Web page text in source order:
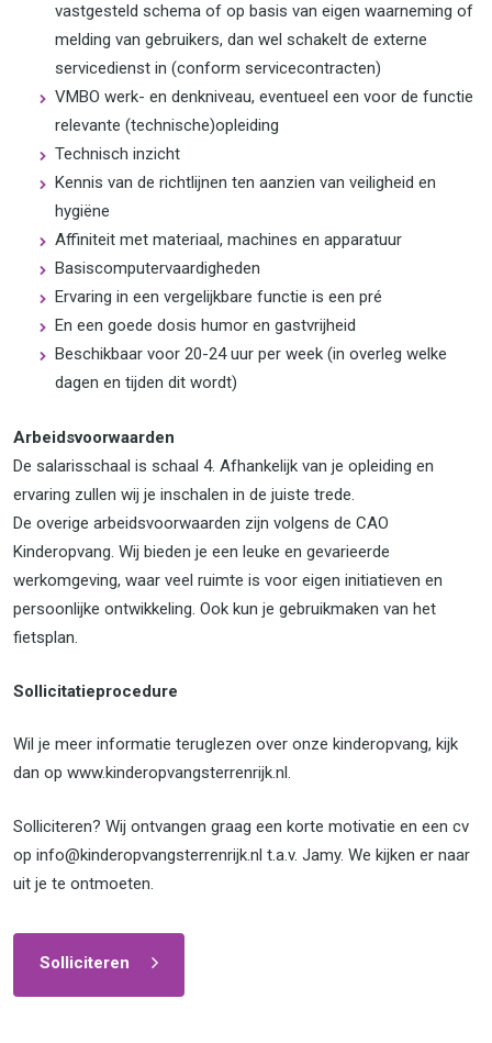
vastgesteld schema of op basis van eigen waarneming of
melding van gebruikers, dan wel schakelt de externe
servicedienst in (conform servicecontracten)
VMBO werk- en denkniveau, eventueel een voor de functie
relevante (technische)opleiding
Technisch inzicht
Kennis van de richtlijnen ten aanzien van veiligheid en
hygiëne
Affiniteit met materiaal, machines en apparatuur
Basiscomputervaardigheden
Ervaring in een vergelijkbare functie is een pré
En een goede dosis humor en gastvrijheid
Beschikbaar voor 20-24 uur per week (in overleg welke
dagen en tijden dit wordt)
Arbeidsvoorwaarden
De salarisschaal is schaal 4. Afhankelijk van je opleiding en
ervaring zullen wij je inschalen in de juiste trede.
De overige arbeidsvoorwaarden zijn volgens de CAO
Kinderopvang. Wij bieden je een leuke en gevarieerde
werkomgeving, waar veel ruimte is voor eigen initiatieven en
persoonlijke ontwikkeling. Ook kun je gebruikmaken van het
fietsplan.
Sollicitatieprocedure
Wil je meer informatie teruglezen over onze kinderopvang, kijk
dan op www.kinderopvangsterrenrijk.nl.
Solliciteren? Wij ontvangen graag een korte motivatie en een cv
op info@kinderopvangsterrenrijk.nl t.a.v. Jamy. We kijken er naar
uit je te ontmoeten.
Solliciteren